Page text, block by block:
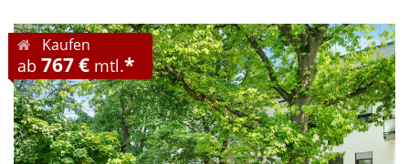
Kaufen
ab 767 € mtl.*